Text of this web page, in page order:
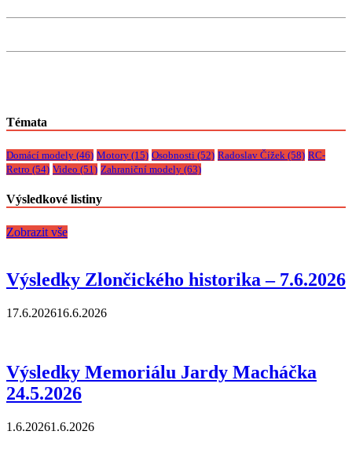
Témata
Domácí modely (46) Motory (15) Osobnosti (52) Radoslav Čížek (58) RC-
Retro (54) Video (51) Zahraniční modely (63)
Výsledkové listiny
Zobrazit vše
Výsledky Zlončického historika – 7.6.2026
17.6.202616.6.2026
Výsledky Memoriálu Jardy Macháčka
24.5.2026
1.6.20261.6.2026